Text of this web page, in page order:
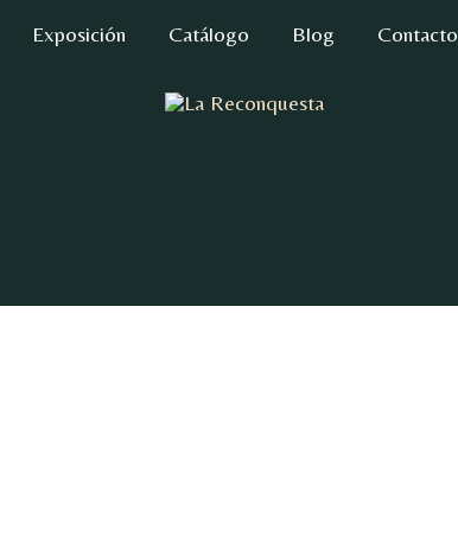
Exposición Catálogo Blog Contacto